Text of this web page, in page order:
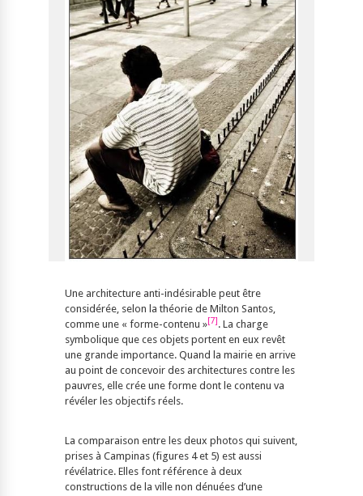
Une architecture anti-indésirable peut être
considérée, selon la théorie de Milton Santos,
comme une « forme-contenu »[7]. La charge
symbolique que ces objets portent en eux revêt
une grande importance. Quand la mairie en arrive
au point de concevoir des architectures contre les
pauvres, elle crée une forme dont le contenu va
révéler les objectifs réels.
La comparaison entre les deux photos qui suivent,
prises à Campinas (figures 4 et 5) est aussi
révélatrice. Elles font référence à deux
constructions de la ville non dénuées d’une